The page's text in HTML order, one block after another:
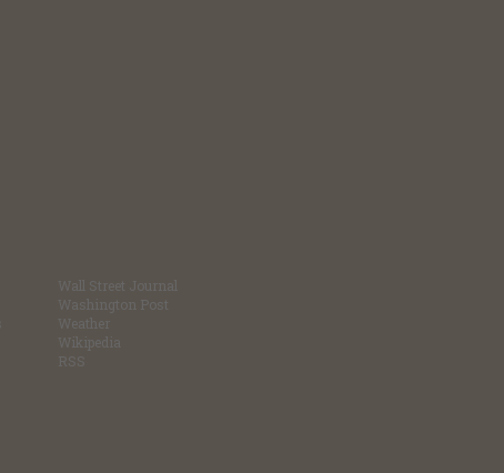
Wall Street Journal
Washington Post
Weather
Wikipedia
RSS